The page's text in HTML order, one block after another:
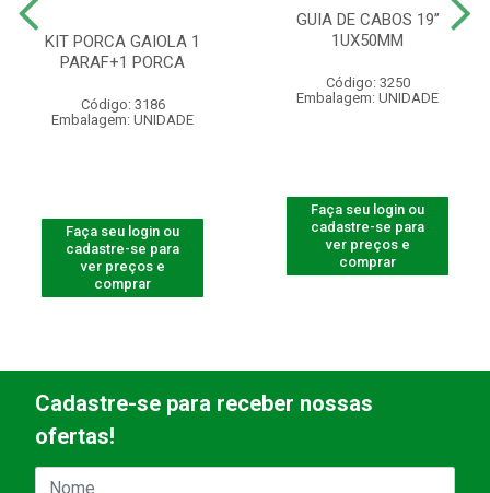
KIT PORCA GAIOLA 1
PARAF+1 PORCA
Código: 3186
Embalagem: UNIDADE
Faça seu login ou
cadastre-se para
ver preços e
comprar
GUIA DE CABOS 19”
1UX50MM
Código: 3250
Embalagem: UNIDADE
Faça seu login ou
cadastre-se para
ver preços e
comprar
Cadastre-se para receber nossas
ofertas!